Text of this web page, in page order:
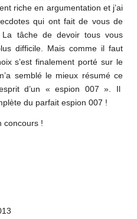
riche en argumentation et j’ai
qui ont fait de vous de
La tâche de devoir tous vous
difficile. Mais comme il faut
s’est finalement porté sur le
semblé le mieux résumé ce
d’un « espion 007 ». Il
du parfait espion 007 !
concours !